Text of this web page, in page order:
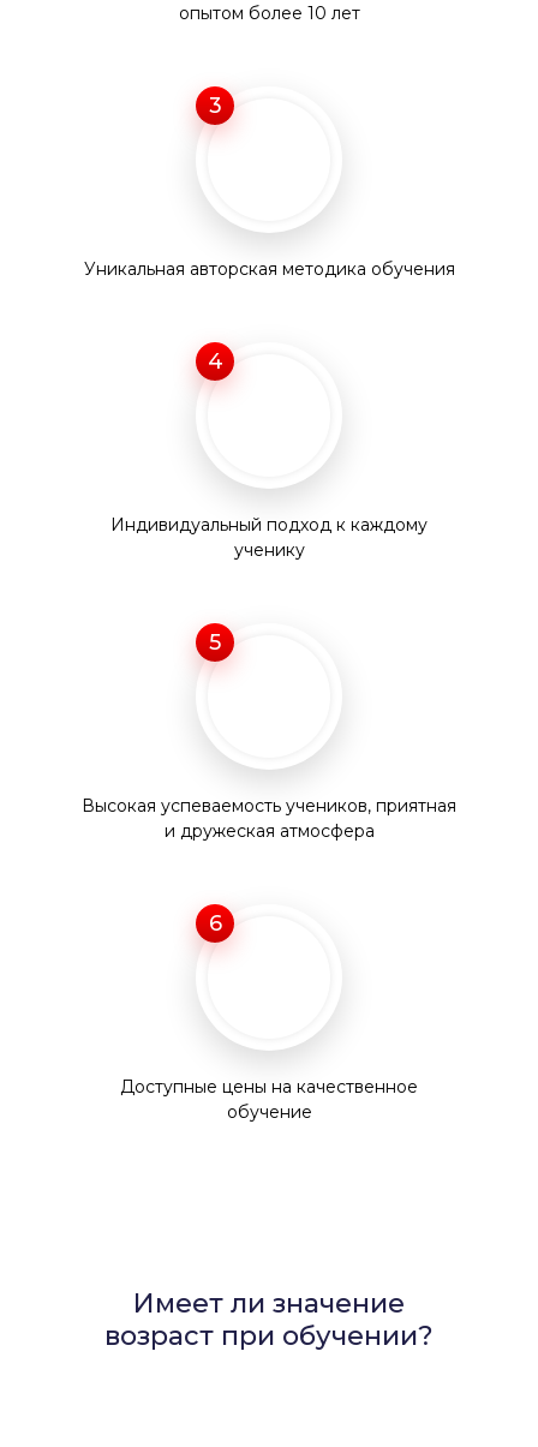
опытом более 10 лет
3
Уникальная авторская методика обучения
4
Индивидуальный подход к каждому
ученику
5
Высокая успеваемость учеников, приятная
и дружеская атмосфера
6
Доступные цены на качественное
обучение
Имеет ли значение
возраст при обучении?